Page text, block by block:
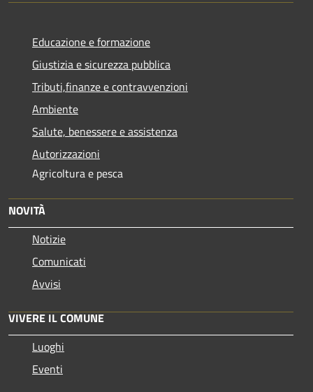
Educazione e formazione
Giustizia e sicurezza pubblica
Tributi,finanze e contravvenzioni
Ambiente
Salute, benessere e assistenza
Autorizzazioni
Agricoltura e pesca
NOVITÀ
Notizie
Comunicati
Avvisi
VIVERE IL COMUNE
Luoghi
Eventi